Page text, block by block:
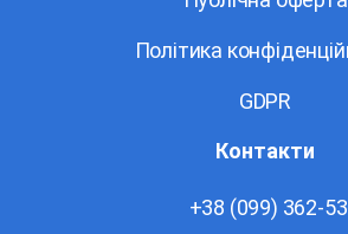
Політика
GDPR
Контакти
+38 (099) 362-